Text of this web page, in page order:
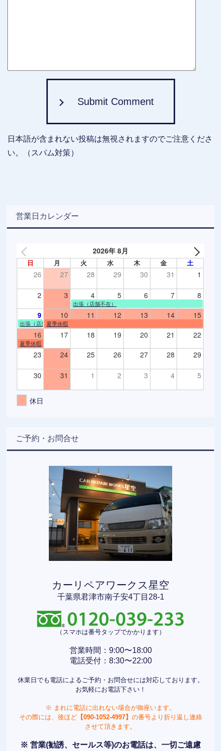
Submit Comment
日本語が含まれない投稿は無視されますのでご注意くださ
い。（スパム対策）
営業日カレンダー
2026年 8月
日 月 火 水 木 金 土
26 27 28 29 30 31 1
2 3 4 5 6 7 8
出張（店舗不在）
9 10 11 12 13 14 15
出張（店舗不在）
夏季休暇
16 17 18 19 20 21 22
夏季休暇
23 24 25 26 27 28 29
30 31 1 2 3 4 5
休日
ご予約・お問合せ
カーリペアワークス星空
千葉県君津市南子安4丁目28-1
（スマホは番号タップでかかります）
営業時間：9:00〜18:00
電話受付：8:30〜22:00
休業日でも電話によるご予約・お問合せには対応しております。
お気軽にお電話下さい！
※ まれに電話に出れない場合が御座います。
その際には、後ほど【090-1052-4997】 の番号より折り返し連絡
させて頂きます。
※ 営業(勧誘、セールス等)のお電話は、一切ご遠慮